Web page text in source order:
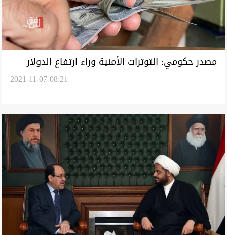
مصدر حكومي: التوترات الأمنية وراء ارتفاع الدولار
2021-11-07 08:21